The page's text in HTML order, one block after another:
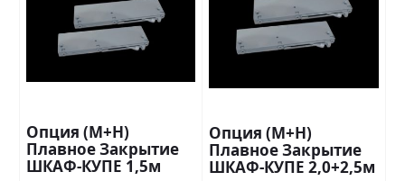
Опция (М+Н)
Плавное Закрытие
ШКАФ-КУПЕ 1,5м
Опция (М+Н)
Плавное Закрытие
ШКАФ-КУПЕ 2,0+2,5м